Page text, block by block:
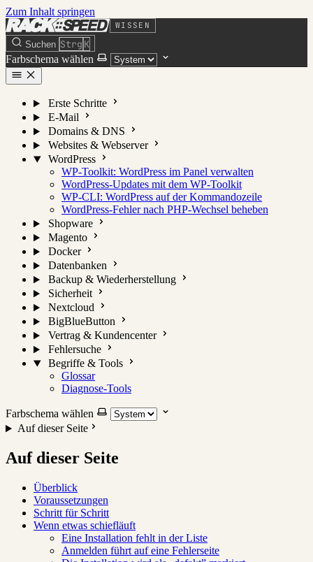
Zum Inhalt springen
WISSEN
Suchen Strg K
Farbschema wählen
Erste Schritte
E-Mail
Domains & DNS
Websites & Webserver
WordPress
WP-Toolkit: WordPress im Panel verwalten
WordPress-Updates mit dem WP-Toolkit
WP-CLI: WordPress auf der Kommandozeile
WordPress-Fehler nach PHP-Wechsel beheben
Shopware
Magento
Docker
Datenbanken
Backup & Wiederherstellung
Sicherheit
Nextcloud
BigBlueButton
Vertrag & Kundencenter
Fehlersuche
Begriffe & Tools
Glossar
Diagnose-Tools
Farbschema wählen
Auf dieser Seite
Auf dieser Seite
Überblick
Voraussetzungen
Schritt für Schritt
Wenn etwas schiefläuft
Eine Installation fehlt in der Liste
Anmelden führt auf eine Fehlerseite